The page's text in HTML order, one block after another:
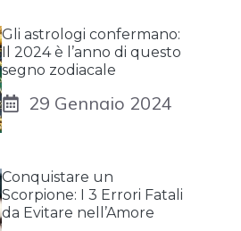
Gli astrologi confermano:
Il 2024 è l’anno di questo
segno zodiacale
29 Gennaio 2024
Conquistare un
Scorpione: I 3 Errori Fatali
da Evitare nell’Amore